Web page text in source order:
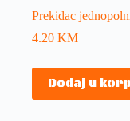
Prekidac
4.20 KM
Dodaj u